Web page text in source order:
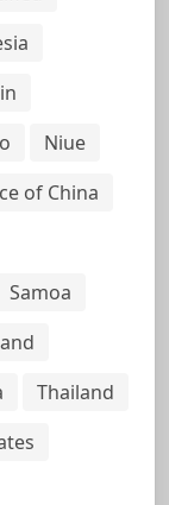
Niue
of China
Samoa
Thailand